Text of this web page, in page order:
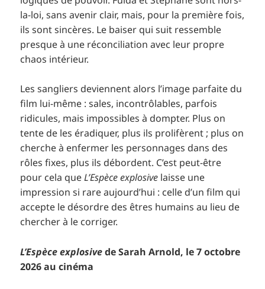
la-loi, sans avenir clair, mais, pour la première fois,
ils sont sincères. Le baiser qui suit ressemble
presque à une réconciliation avec leur propre
chaos intérieur.
Les sangliers deviennent alors l’image parfaite du
film lui-même : sales, incontrôlables, parfois
ridicules, mais impossibles à dompter. Plus on
tente de les éradiquer, plus ils prolifèrent ; plus on
cherche à enfermer les personnages dans des
rôles fixes, plus ils débordent. C’est peut-être
pour cela queL’Espèce explosive laisse une
impression si rare aujourd’hui : celle d’un film qui
accepte le désordre des êtres humains au lieu de
chercher à le corriger.
L’Espèce explosivede Sarah Arnold, le 7 octobre
2026 au cinéma